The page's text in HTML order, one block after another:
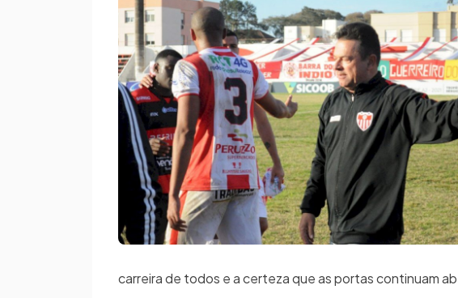
carreira de todos e a certeza que as portas continuam